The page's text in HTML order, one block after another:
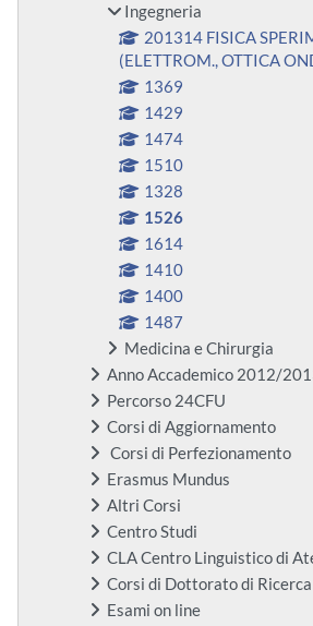
Ingegneria
201314 FISICA
(ELETTROM., OTTICA
1369
1429
1474
1510
1328
1526
1614
1410
1400
1487
Medicina e Chirurgia
Anno Accademico 2012/
Percorso 24CFU
Corsi di Aggiornamento
Corsi di Perfezionamento
Erasmus Mundus
Altri Corsi
Centro Studi
CLA Centro Linguistico di
Corsi di Dottorato di Ricerca
Esami on line